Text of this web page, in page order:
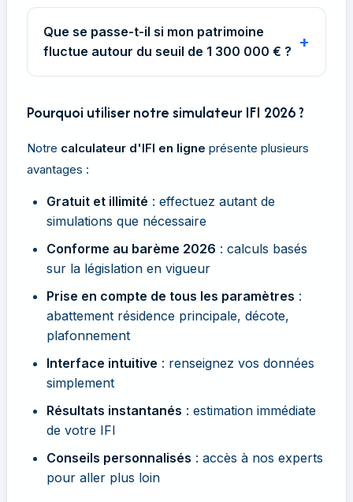
ce qui constitue un avantage significatif pour
cette enveloppe fiscale.
Oui, en tant que résident fiscal français, vous
devez déclarer l'ensemble de votre patrimoine
immobilier mondial, y compris les biens situés à
la double imposition.
Que se passe-t-il si mon patrimoine
fluctue autour du seuil de 1 300 000 € ?
300 000 € au 1er janvier, vous n'êtes pas
vous devez être vigilant : dès que le seuil est
franchi, l'imposition devient due. Une bonne
gestion patrimoniale permet d'anticiper ces
situations.
Pourquoi utiliser notre simulateur IFI 2026 ?
Notre calculateur d'IFI en ligne présente plusieurs
avantages :
Gratuit et illimité : effectuez autant de
simulations que nécessaire
Conforme au barème 2026 : calculs basés
sur la législation en vigueur
Prise en compte de tous les paramètres :
abattement résidence principale, décote,
plafonnement
Interface intuitive : renseignez vos données
simplement
Résultats instantanés : estimation immédiate
de votre IFI
Conseils personnalisés : accès à nos experts
pour aller plus loin